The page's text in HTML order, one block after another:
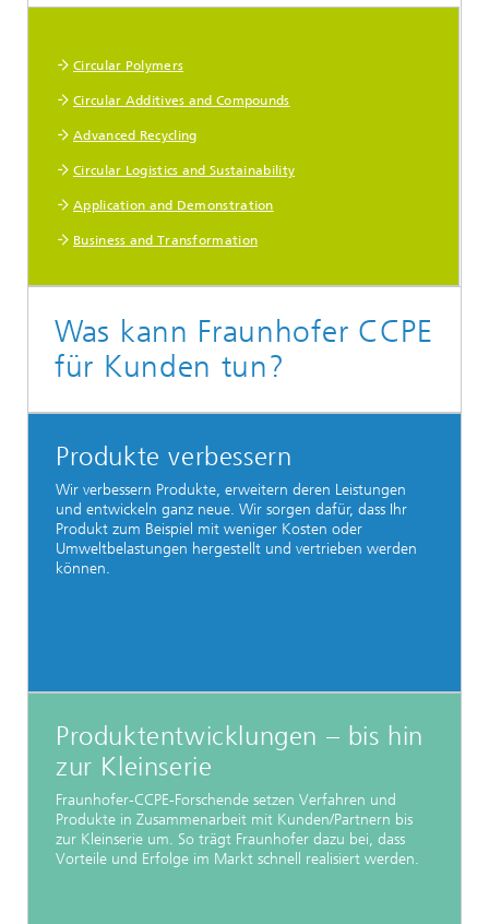
Circular Polymers
Circular Additives and Compounds
Advanced Recycling
Circular Logistics and Sustainability
Application and Demonstration
Business and Transformation
Was kann Fraunhofer CCPE
für Kunden tun?
Produkte verbessern
Wir verbessern Produkte, erweitern deren Leistungen
und entwickeln ganz neue. Wir sorgen dafür, dass Ihr
Produkt zum Beispiel mit weniger Kosten oder
Umweltbelastungen hergestellt und vertrieben werden
können.
Produktentwicklungen – bis hin
zur Kleinserie
Fraunhofer-CCPE-Forschende setzen Verfahren und
Produkte in Zusammenarbeit mit Kunden/Partnern bis
zur Kleinserie um. So trägt Fraunhofer dazu bei, dass
Vorteile und Erfolge im Markt schnell realisiert werden.